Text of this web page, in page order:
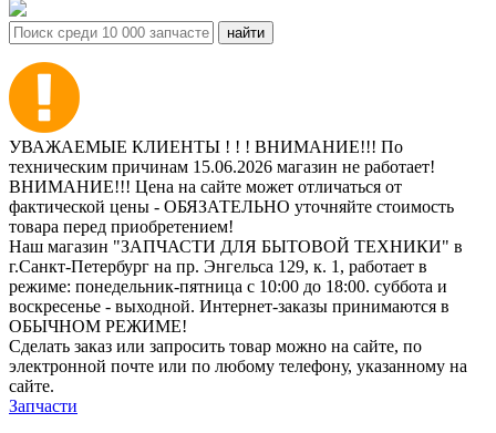
УВАЖАЕМЫЕ КЛИЕНТЫ ! ! ! ВНИМАНИЕ!!! По
техническим причинам 15.06.2026 магазин не работает!
ВНИМАНИЕ!!! Цена на сайте может отличаться от
фактической цены - ОБЯЗАТЕЛЬНО уточняйте стоимость
товара перед приобретением!
Наш магазин "ЗАПЧАСТИ ДЛЯ БЫТОВОЙ ТЕХНИКИ" в
г.Санкт-Петербург на пр. Энгельса 129, к. 1, работает в
режиме: понедельник-пятница с 10:00 до 18:00. суббота и
воскресенье - выходной. Интернет-заказы принимаются в
ОБЫЧНОМ РЕЖИМЕ!
Сделать заказ или запросить товар можно на сайте, по
электронной почте или по любому телефону, указанному на
сайте.
Запчасти